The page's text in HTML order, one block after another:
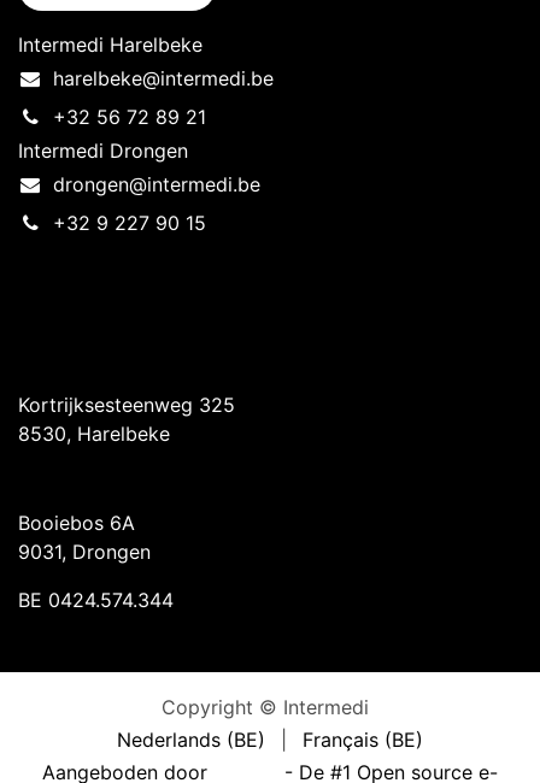
Intermedi Harelbeke
harelbeke@intermedi.be
+32 56 72 89 21
Intermedi Drongen
drongen@intermedi.be
+32 9 227 90 15
Kortrijksesteenweg 325
8530, Harelbeke
Booiebos 6A
9031, Drongen
BE 0424.574.344
Copyright © Intermedi
Nederlands (BE)
Français (BE)
Aangeboden door
- De #1 Open source e-